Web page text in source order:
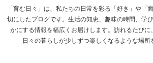
「育む日々」は、私たちの日常を彩る「好き」や「
切にしたブログです。生活の知恵、趣味の時間、学
かにする情報を幅広くお届けします。訪れるたびに
日々の暮らしが少しずつ楽しくなるような場所